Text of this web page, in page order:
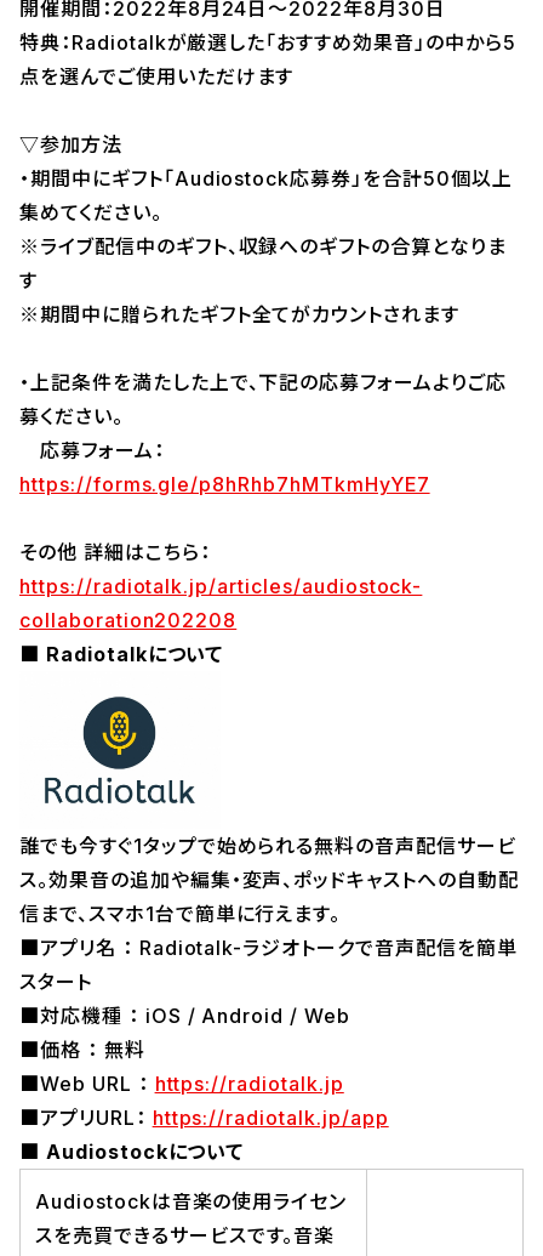
開催期間：2022年8月24日～2022年8月30日
特典：Radiotalkが厳選した「おすすめ効果音」の中から5
点を選んでご使用いただけます
▽参加方法
・期間中にギフト「Audiostock応募券」を合計50個以上
集めてください。
※ライブ配信中のギフト、収録へのギフトの合算となりま
す
※期間中に贈られたギフト全てがカウントされます
・上記条件を満たした上で、下記の応募フォームよりご応
募ください。
応募フォーム：
https://forms.gle/p8hRhb7hMTkmHyYE7
その他 詳細はこちら：
https://radiotalk.jp/articles/audiostock-
collaboration202208
■ Radiotalkについて
誰でも今すぐ1タップで始められる無料の音声配信サービ
ス。効果音の追加や編集・変声、ポッドキャストへの自動配
信まで、スマホ1台で簡単に行えます。
■アプリ名 ： Radiotalk-ラジオトークで音声配信を簡単
スタート
■対応機種 ： iOS / Android / Web
■価格 ： 無料
■Web URL ： https://radiotalk.jp
■アプリURL： https://radiotalk.jp/app
■ Audiostockについて
Audiostockは音楽の使用ライセン
スを売買できるサービスです。音楽